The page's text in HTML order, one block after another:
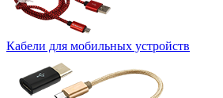
Кабели для мобильных устройств